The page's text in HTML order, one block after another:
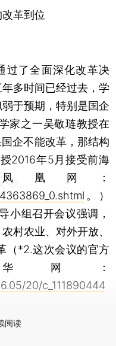
革到位
了全面深化改革决
多时间已经过去，学
于预期，特别是国企
家之一吴敬琏教授在
企不能改革，那结构
2016年5月接受前海
凰网：
。）
小组召开会议强调，
村农业、对外开放、
（*2.这次会议的官方
网：
20/c_111890444
阅读